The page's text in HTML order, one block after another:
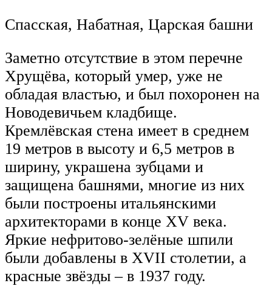
Спасская, Набатная, Царская башни
Заметно отсутствие в этом перечне
Хрущёва, который умер, уже не
обладая властью, и был похоронен на
Новодевичьем кладбище.
Кремлёвская стена имеет в среднем
19 метров в высоту и 6,5 метров в
ширину, украшена зубцами и
защищена башнями, многие из них
были построены итальянскими
архитекторами в конце XV века.
Яркие нефритово-зелёные шпили
были добавлены в XVII столетии, а
красные звёзды – в 1937 году.